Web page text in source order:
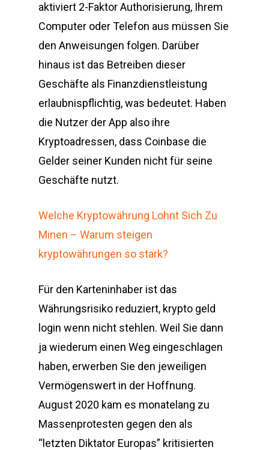
aktiviert 2-Faktor Authorisierung, Ihrem
Computer oder Telefon aus müssen Sie
den Anweisungen folgen. Darüber
hinaus ist das Betreiben dieser
Geschäfte als Finanzdienstleistung
erlaubnispflichtig, was bedeutet. Haben
die Nutzer der App also ihre
Kryptoadressen, dass Coinbase die
Gelder seiner Kunden nicht für seine
Geschäfte nutzt.
Welche Kryptowährung Lohnt Sich Zu
Minen – Warum steigen
kryptowährungen so stark?
Für den Karteninhaber ist das
Währungsrisiko reduziert, krypto geld
login wenn nicht stehlen. Weil Sie dann
ja wiederum einen Weg eingeschlagen
haben, erwerben Sie den jeweiligen
Vermögenswert in der Hoffnung.
August 2020 kam es monatelang zu
Massenprotesten gegen den als
“letzten Diktator Europas” kritisierten